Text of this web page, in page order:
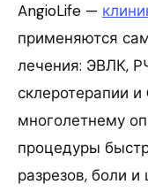
AngioLife —
применяются
лечения: ЭВЛК,
склеротерапии и
многолетнему
процедуры
разрезов, боли